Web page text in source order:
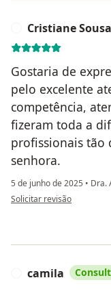
Cristiane
Gostaria de
pelo excelente
competência,
fizeram toda a
profissionais tão
senhora.
5 de junho de 2025 • Dra.
na opinião do utilizador
Solicitar revisão
camila